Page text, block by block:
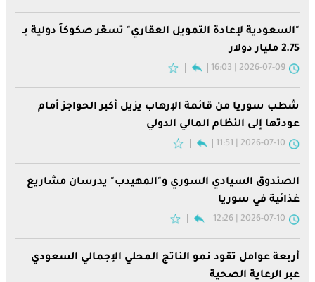
"السعودية لإعادة التمويل العقاري" تسعّر صكوكاً دولية بـ
2.75 مليار دولار
2026-07-09 | 16:03
شطب سوريا من قائمة الإرهاب يزيل أكبر الحواجز أمام
عودتها إلى النظام المالي الدولي
2026-07-10 | 11:51
الصندوق السيادي السوري و"المهيدب" يدرسان مشاريع
غذائية في سوريا
2026-07-10 | 12:26
أربعة عوامل تقود نمو الناتج المحلي الإجمالي السعودي
عبر الرعاية الصحية